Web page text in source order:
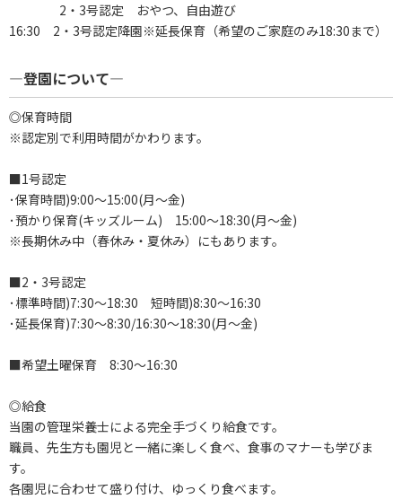
2・3号認定 おやつ、自由遊び
16:30 2・3号認定降園※延長保育（希望のご家庭のみ18:30まで）
―登園について―
◎保育時間
※認定別で利用時間がかわります。
■1号認定
･保育時間)9:00～15:00(月～金)
･預かり保育(キッズルーム) 15:00～18:30(月～金)
※長期休み中（春休み・夏休み）にもあります。
■2・3号認定
･標準時間)7:30～18:30 短時間)8:30～16:30
･延長保育)7:30～8:30/16:30～18:30(月～金)
■希望土曜保育 8:30～16:30
◎給食
当園の管理栄養士による完全手づくり給食です。
職員、先生方も園児と一緒に楽しく食べ、食事のマナーも学びま
す。
各園児に合わせて盛り付け、ゆっくり食べます。